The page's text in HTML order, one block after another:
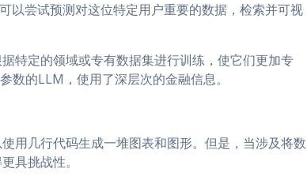
以尝试预测对这位特定用户重要的数据，检索并可视
特定的领域或专有数据集进行训练，使它们更加专
的LLM，使用了深层次的金融信息。
用几行代码生成一堆图表和图形。但是，当涉及将数
具挑战性。